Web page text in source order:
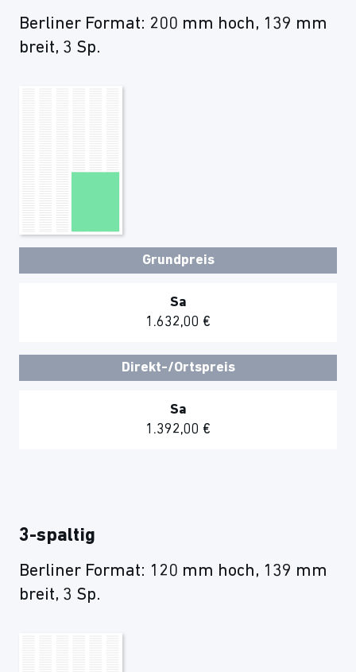
Berliner Format: 200 mm hoch, 139 mm
breit, 3 Sp.
Grundpreis
Sa
1.632,00 €
Direkt-/Ortspreis
Sa
1.392,00 €
3-spaltig
Berliner Format: 120 mm hoch, 139 mm
breit, 3 Sp.